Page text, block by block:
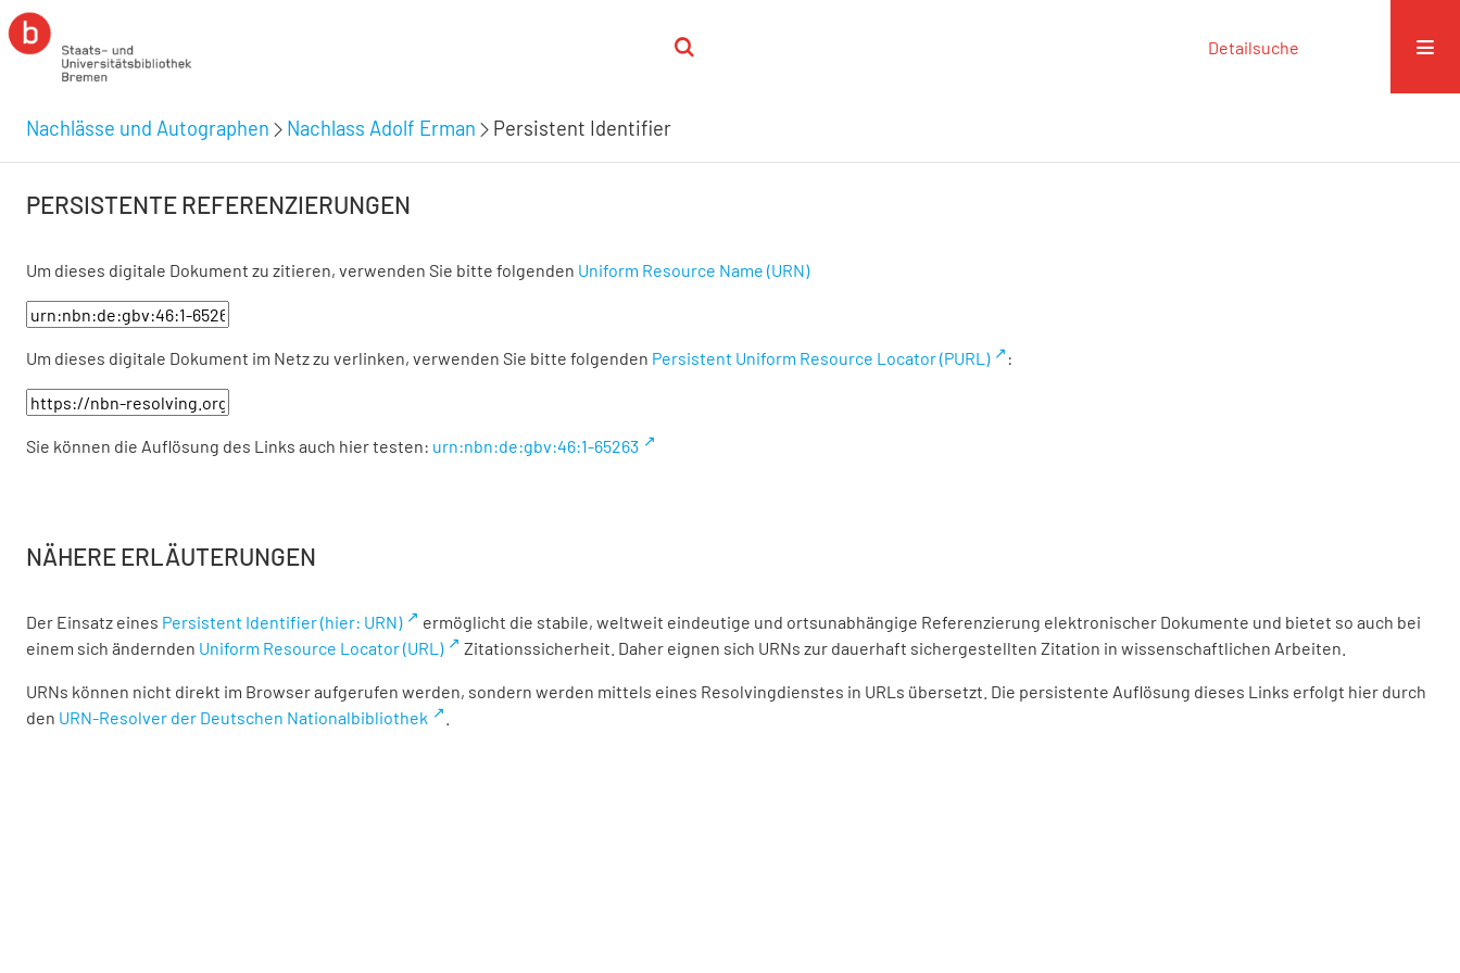
Detailsuche
Nachlässe und Autographen Nachlass Adolf Erman Persistent Identifier
PERSISTENTE REFERENZIERUNGEN
Um dieses digitale Dokument zu zitieren, verwenden Sie bitte folgenden Uniform Resource Name (URN)
Um dieses digitale Dokument im Netz zu verlinken, verwenden Sie bitte folgenden Persistent Uniform Resource Locator (PURL) :
Sie können die Auflösung des Links auch hier testen: urn:nbn:de:gbv:46:1-65263
NÄHERE ERLÄUTERUNGEN
Der Einsatz eines Persistent Identifier (hier: URN)
ermöglicht die stabile, weltweit eindeutige und ortsunabhängige Referenzierung elektronischer Dokumente und bietet so auch bei
einem sich ändernden Uniform Resource Locator (URL) Zitationssicherheit. Daher eignen sich URNs zur dauerhaft sichergestellten Zitation in wissenschaftlichen Arbeiten.
URNs können nicht direkt im Browser aufgerufen werden, sondern werden mittels eines Resolvingdienstes in URLs übersetzt. Die persistente Auflösung dieses Links erfolgt hier durch
den URN-Resolver der Deutschen Nationalbibliothek